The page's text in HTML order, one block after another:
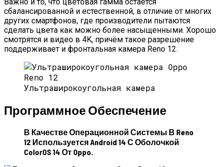
сбалансированной и естественной, в отличие от многих
других смартфонов, где производители пытаются
сделать цвета как можно более насыщенными. Хорошо
смотрятся и видео в 4K, причём такое разрешение
поддерживает и фронтальная камера Reno 12.
Ультраширокоугольная камера
Программное Обеспечение
В Качестве Операционной Системы В Reno
12 Используется Android 14 С Оболочкой
ColorOS 14 От Oppo.